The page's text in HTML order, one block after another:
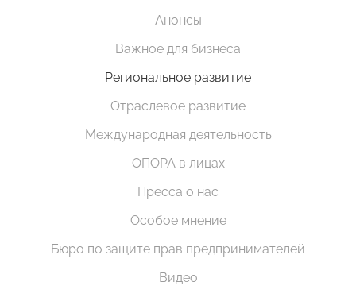
Анонсы
Важное для бизнеса
Региональное развитие
Отраслевое развитие
Международная деятельность
ОПОРА в лицах
Пресса о нас
Особое мнение
Бюро по защите прав предпринимателей
Видео